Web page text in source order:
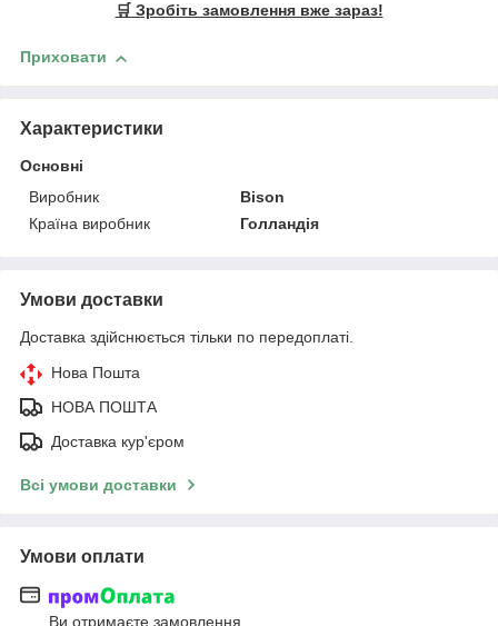
🛒 Зробіть замовлення вже зараз!
Приховати
Характеристики
Основні
Виробник
Bison
Країна виробник
Голландія
Умови доставки
Доставка здійснюється тільки по передоплаті.
Нова Пошта
НОВА ПОШТА
Доставка кур'єром
Всі умови доставки
Умови оплати
Ви отримаєте замовлення